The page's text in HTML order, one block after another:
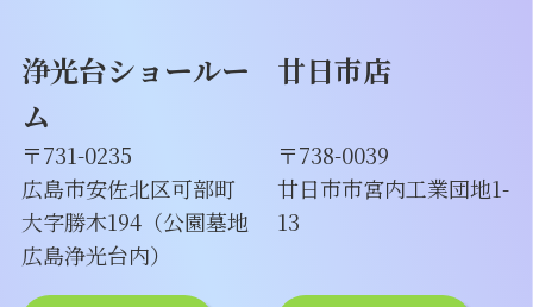
浄光台ショールー
ム
〒731-0235
広島市安佐北区可部町
大字勝木194（公園墓地
広島浄光台内）
廿日市店
〒738-0039
廿日市市宮内工業団地1-
13